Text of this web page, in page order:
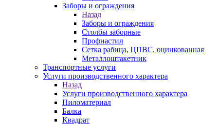
Заборы и ограждения
Назад
Заборы и ограждения
Столбы заборные
Профнастил
Сетка рабица, ЦПВС, оцинкованная
Металлоштакетник
Транспортные услуги
Услуги производственного характера
Назад
Услуги производственного характера
Пиломатериал
Балка
Квадрат